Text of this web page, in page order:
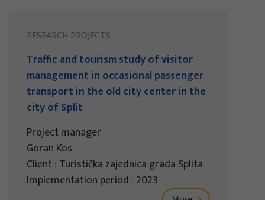
RESEARCH PROJECTS
Traffic and tourism study of visitor
management in occasional passenger
transport in the old city center in the
city of Split
Project manager
Goran Kos
Client : Turistička zajednica grada Splita
Implementation period : 2023